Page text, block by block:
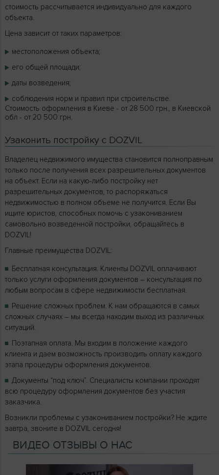
стоимость рассчитывается индивидуально для каждого
объекта.
Цена зависит от таких параметров:
местоположения объекта;
его общей площади;
даты возведения;
соблюдения норм и правил при строительстве.
Стоимость оформления в Киеве - от 28 500 грн., в Киевской
обл - от 20 500 грн.
Узаконить постройку с DOZVIL
Владелец недвижимого имущества становится полноправным
только после получения всех разрешительных документов
на объект. Если на какую-либо постройку нет
разрешительных документов, то распоряжаться
недвижимостью в полном объеме не получится. Если Вы
ищите юристов, способных помочь с узакониванием
самовольно возведенной постройки, обращайтесь в
DOZVIL!
Главные преимущества DOZVIL:
Бесплатная консультация. Клиенты DOZVIL оплачивают
только услуги оформления документов – консультация по
любым вопросам в сфере недвижимости бесплатная.
Решение сложных проблем. К нам обращаются в самых
сложных случаях – мы всегда находим выход из различных
ситуаций.
Поэтапная оплата. Мы входим в положение каждого
клиента и даем возможность производить оплату каждого
этапа процедуры оформления документов.
Документы “под ключ”. Специалисты компании проходят
всю процедуру оформления документов без участия
заказчика.
Возникли проблемы с узакониванием постройки? Не ждите
завтра, звоните в DOZVIL сегодня!
ВИДЕО ОТЗЫВЫ О НАС